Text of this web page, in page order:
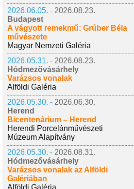
2026.06.05. - 2026.08.23.
Budapest
A vágyott remekmű: Grúber Béla
művészete
Magyar Nemzeti Galéria
2026.05.31. - 2026.08.23.
Hódmezővásárhely
Varázsos vonalak
Alföldi Galéria
2026.05.30. - 2026.06.30.
Herend
Bicentenárium – Herend
Herendi Porcelánművészeti
Múzeum Alapítvány
2026.05.30. - 2026.08.31.
Hódmezővásárhely
Varázsos vonalak az Alföldi
Galériában
Alföldi Galéria